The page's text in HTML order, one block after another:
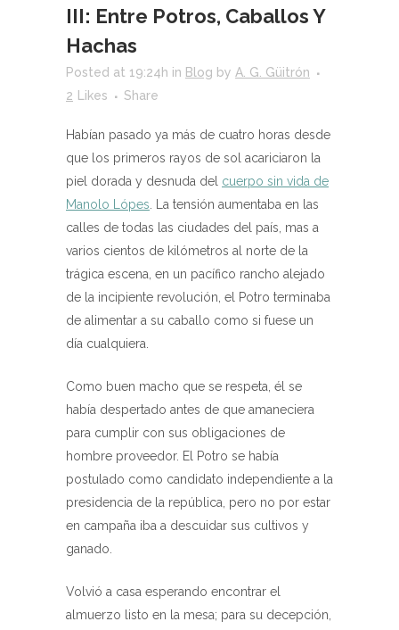
III: Entre Potros, Caballos Y
Hachas
Posted at 19:24h in Blog by A. G. Güitrón
2
Likes Share
Habían pasado ya más de cuatro horas desde
que los primeros rayos de sol acariciaron la
piel dorada y desnuda del cuerpo sin vida de
Manolo Lópes . La tensión aumentaba en las
calles de todas las ciudades del país, mas a
varios cientos de kilómetros al norte de la
trágica escena, en un pacífico rancho alejado
de la incipiente revolución, el Potro terminaba
de alimentar a su caballo como si fuese un
día cualquiera.
Como buen macho que se respeta, él se
había despertado antes de que amaneciera
para cumplir con sus obligaciones de
hombre proveedor. El Potro se había
postulado como candidato independiente a la
presidencia de la república, pero no por estar
en campaña iba a descuidar sus cultivos y
ganado.
Volvió a casa esperando encontrar el
almuerzo listo en la mesa; para su decepción,